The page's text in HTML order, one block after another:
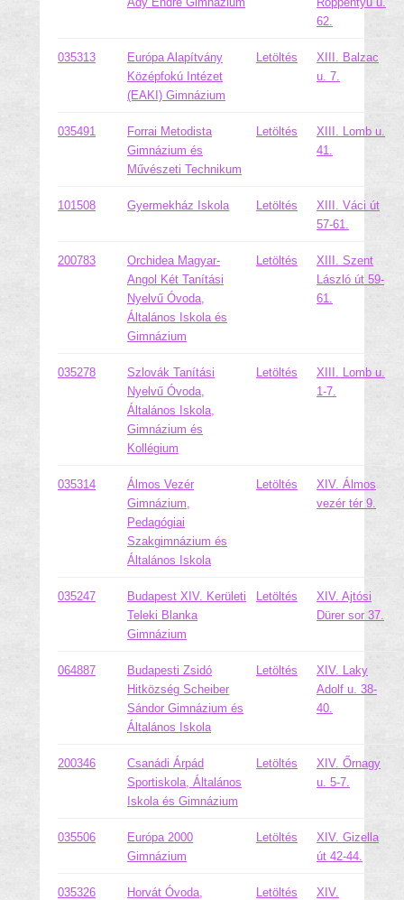
62.
035313
Európa Alapítvány
Középfokú Intézet
(EAKI) Gimnázium
Letöltés
XIII. Balzac
u. 7.
035491
Forrai Metodista
Gimnázium és
Művészeti Technikum
Letöltés
XIII. Lomb u.
41.
101508 Gyermekház Iskola Letöltés
XIII. Váci út
57-61.
200783
Orchidea Magyar-
Angol Két Tanítási
Nyelvű Óvoda,
Általános Iskola és
Gimnázium
Letöltés
XIII. Szent
László út 59-
61.
035278
Szlovák Tanítási
Nyelvű Óvoda,
Általános Iskola,
Gimnázium és
Kollégium
Letöltés
XIII. Lomb u.
1-7.
035314
Álmos Vezér
Gimnázium,
Pedagógiai
Szakgimnázium és
Általános Iskola
Letöltés
XIV. Álmos
vezér tér 9.
035247
Budapest XIV. Kerületi
Teleki Blanka
Gimnázium
Letöltés
XIV. Ajtósi
Dürer sor 37.
064887
Budapesti Zsidó
Hitközség Scheiber
Sándor Gimnázium és
Általános Iskola
Letöltés
XIV. Laky
Adolf u. 38-
40.
200346
Csanádi Árpád
Sportiskola, Általános
Iskola és Gimnázium
Letöltés
XIV. Őrnagy
u. 5-7.
035506
Európa 2000
Gimnázium
Letöltés
XIV. Gizella
út 42-44.
035326
Horvát Óvoda,
Letöltés
XIV.